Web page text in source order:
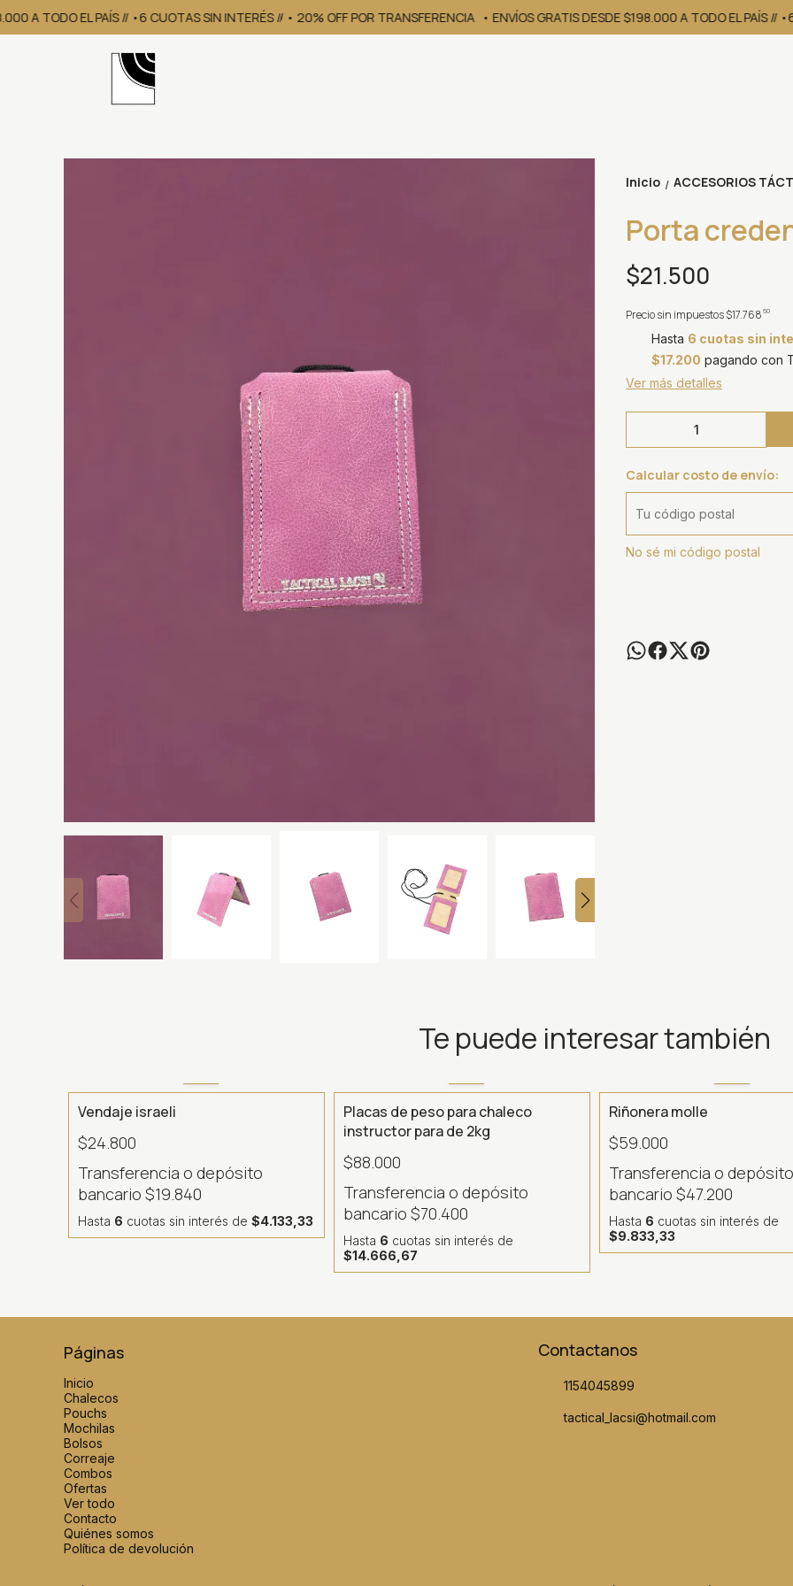
A TODO EL PAÍS // •6 CUOTAS SIN INTERÉS // • 20% OFF POR TRANSFERENCIA • ENVÍOS GRATIS DESDE $198.000 A TODO EL PAÍS //
Inicio / ACCESORIOS
Porta
$21.500
Precio sin impuestos$17.768 60
Hasta 6 cuotas sin
$17.200 pagando con
Ver más detalles
Calcular costo de envío:
No sé mi código postal
Te puede interesar también
Vendaje israeli
$24.800
Transferencia o depósito
bancario $19.840
Hasta 6 cuotas sin interés de $4.133,33
Placas de peso para chaleco
instructor para de 2kg
$88.000
Transferencia o depósito
bancario $70.400
Hasta 6 cuotas sin interés de
$14.666,67
Riñonera molle
$59.000
Transferencia o depósito
bancario $47.200
Hasta 6 cuotas sin interés de
$9.833,33
Páginas
Inicio
Chalecos
Pouchs
Mochilas
Bolsos
Correaje
Combos
Ofertas
Ver todo
Contacto
Quiénes somos
Política de devolución
Contactanos
1154045899
tactical_lacsi@hotmail.com